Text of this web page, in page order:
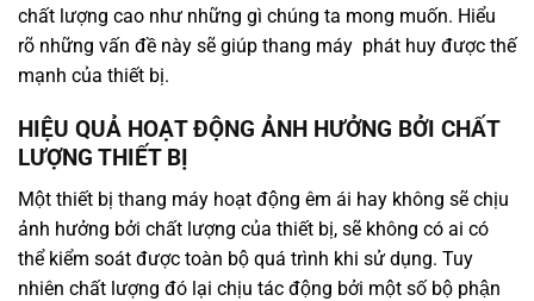
chất lượng cao như những gì chúng ta mong muốn. Hiểu
rõ những vấn đề này sẽ giúp thang máy phát huy được thế
mạnh của thiết bị.
HIỆU QUẢ HOẠT ĐỘNG ẢNH HƯỞNG BỞI CHẤT
LƯỢNG THIẾT BỊ
Một thiết bị thang máy hoạt động êm ái hay không sẽ chịu
ảnh hưởng bởi chất lượng của thiết bị, sẽ không có ai có
thể kiểm soát được toàn bộ quá trình khi sử dụng. Tuy
nhiên chất lượng đó lại chịu tác động bởi một số bộ phận